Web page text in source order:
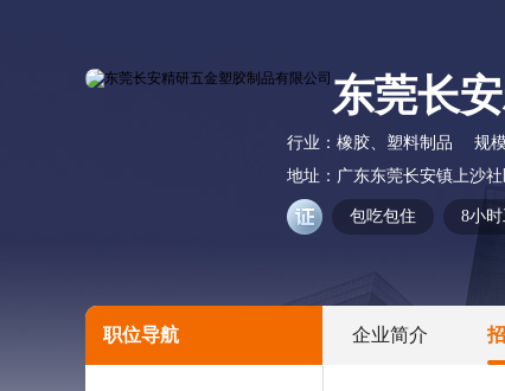
东莞长
行业： 橡胶、塑料制品 规
地址： 广东东莞长安镇上沙
包吃包住 8小时
职位导航 企业简介